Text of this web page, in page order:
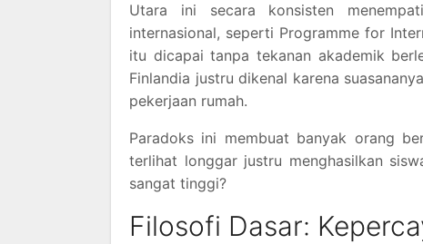
Utara ini secara konsisten
internasional, seperti Programme for
itu dicapai tanpa tekanan akademik
Finlandia justru dikenal karena
pekerjaan rumah.
Paradoks ini membuat banyak orang
terlihat longgar justru menghasilkan
sangat tinggi?
Filosofi Dasar: